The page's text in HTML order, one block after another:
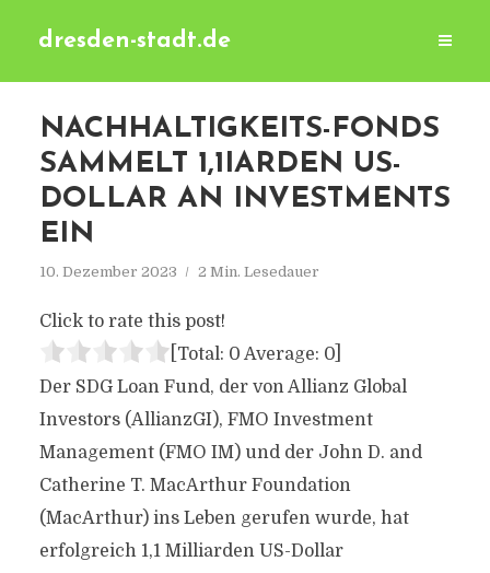
dresden-stadt.de
NACHHALTIGKEITS-FONDS
SAMMELT 1,1IARDEN US-
DOLLAR AN INVESTMENTS
EIN
10. Dezember 2023 2 Min. Lesedauer
Click to rate this post!
[Total: 0 Average: 0]
Der SDG Loan Fund, der von Allianz Global
Investors (AllianzGI), FMO Investment
Management (FMO IM) und der John D. and
Catherine T. MacArthur Foundation
(MacArthur) ins Leben gerufen wurde, hat
erfolgreich 1,1 Milliarden US-Dollar